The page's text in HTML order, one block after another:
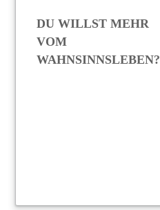
DU WILLST MEHR
VOM
WAHNSINNSLEBEN?